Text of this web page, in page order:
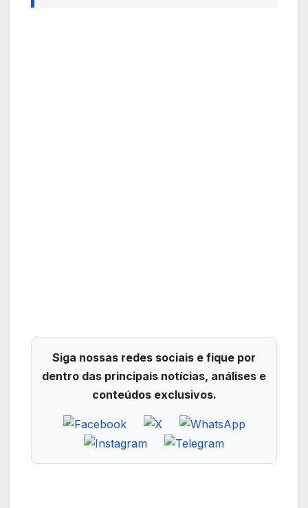
Siga nossas redes sociais e fique por
dentro das principais notícias, análises e
conteúdos exclusivos.